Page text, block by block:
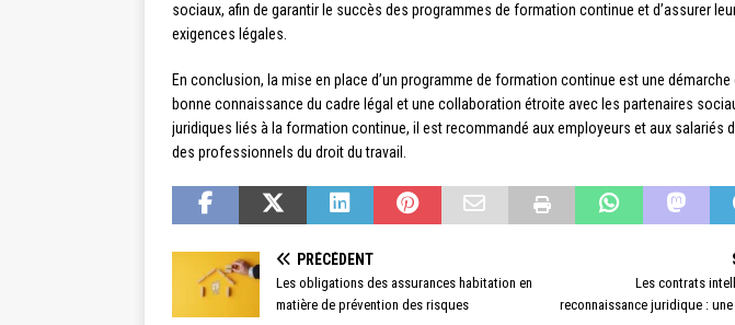
sociaux, afin de garantir le succès des programmes de formation continue et d’assurer
exigences légales.
En conclusion, la mise en place d’un programme de formation continue est une
bonne connaissance du cadre légal et une collaboration étroite avec les partenaires
juridiques liés à la formation continue, il est recommandé aux employeurs et aux salariés
des professionnels du droit du travail.
PRÉCÉDENT
Les obligations des assurances habitation en
matière de prévention des risques
Les contrats
reconnaissance juridique :